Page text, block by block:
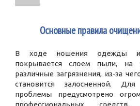
Основные правила
В ходе ношения одежды
покрывается слоем пыли, на
различные загрязнения, из-за
становится залосненной.
проблемы предусмотрено
профессиональных